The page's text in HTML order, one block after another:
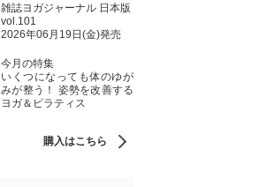
雑誌ヨガジャーナル 日本版
vol.101
2026年06月19日(金)発売
今月の特集
いくつになっても体のゆが
みが整う！ 姿勢を改善する
ヨガ＆ピラティス
購入はこちら